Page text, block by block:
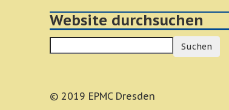
Website durchsuchen
Suchen
© 2019 EPMC Dresden